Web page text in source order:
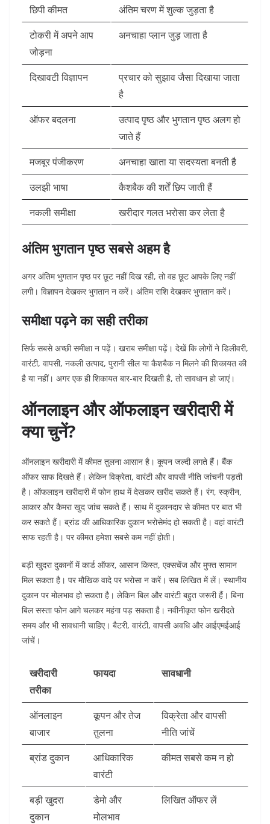
छिपी कीमत
अंतिम चरण में शुल्क जुड़ता है
टोकरी में अपने आप
जोड़ना
अनचाहा प्लान जुड़ जाता है
दिखावटी विज्ञापन
प्रचार को सुझाव जैसा दिखाया जाता
है
ऑफर बदलना
उत्पाद पृष्ठ और भुगतान पृष्ठ अलग हो
जाते हैं
मजबूर पंजीकरण
अनचाहा खाता या सदस्यता बनती है
उलझी भाषा
कैशबैक की शर्तें छिप जाती हैं
नकली समीक्षा
खरीदार गलत भरोसा कर लेता है
अंतिम भुगतान पृष्ठ सबसे अहम है
अगर अंतिम भुगतान पृष्ठ पर छूट नहीं दिख रही, तो वह छूट आपके लिए नहीं
लगी। विज्ञापन देखकर भुगतान न करें। अंतिम राशि देखकर भुगतान करें।
समीक्षा पढ़ने का सही तरीका
सिर्फ सबसे अच्छी समीक्षा न पढ़ें। खराब समीक्षा पढ़ें। देखें कि लोगों ने डिलीवरी,
वारंटी, वापसी, नकली उत्पाद, पुरानी सील या कैशबैक न मिलने की शिकायत की
है या नहीं। अगर एक ही शिकायत बार-बार दिखती है, तो सावधान हो जाएं।
ऑनलाइन और ऑफलाइन खरीदारी में
क्या चुनें?
ऑनलाइन खरीदारी में कीमत तुलना आसान है। कूपन जल्दी लगते हैं। बैंक
ऑफर साफ दिखते हैं। लेकिन विक्रेता, वारंटी और वापसी नीति जांचनी पड़ती
है। ऑफलाइन खरीदारी में फोन हाथ में देखकर खरीद सकते हैं। रंग, स्क्रीन,
आकार और कैमरा खुद जांच सकते हैं। साथ में दुकानदार से कीमत पर बात भी
कर सकते हैं। ब्रांड की आधिकारिक दुकान भरोसेमंद हो सकती है। वहां वारंटी
साफ रहती है। पर कीमत हमेशा सबसे कम नहीं होती।
बड़ी खुदरा दुकानों में कार्ड ऑफर, आसान किस्त, एक्सचेंज और मुफ्त सामान
मिल सकता है। पर मौखिक वादे पर भरोसा न करें। सब लिखित में लें। स्थानीय
दुकान पर मोलभाव हो सकता है। लेकिन बिल और वारंटी बहुत जरूरी हैं। बिना
बिल सस्ता फोन आगे चलकर महंगा पड़ सकता है। नवीनीकृत फोन खरीदते
समय और भी सावधानी चाहिए। बैटरी, वारंटी, वापसी अवधि और आईएमईआई
जांचें।
खरीदारी
तरीका
फायदा सावधानी
ऑनलाइन
बाजार
कूपन और तेज
तुलना
विक्रेता और वापसी
नीति जांचें
ब्रांड दुकान
आधिकारिक
वारंटी
कीमत सबसे कम न हो
बड़ी खुदरा
दुकान
डेमो और
मोलभाव
लिखित ऑफर लें